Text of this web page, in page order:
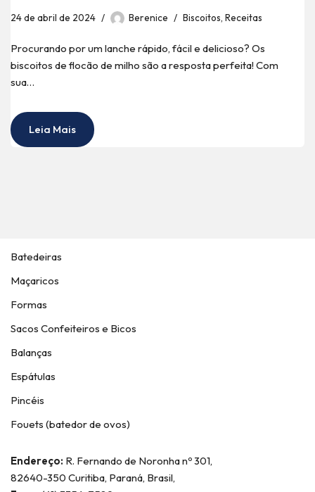
24 de abril de 2024 Berenice Biscoitos, Receitas
Procurando por um lanche rápido, fácil e delicioso? Os
biscoitos de flocão de milho são a resposta perfeita! Com
sua…
Leia Mais
Batedeiras
Maçaricos
Formas
Sacos Confeiteiros e Bicos
Balanças
Espátulas
Pincéis
Fouets (batedor de ovos)
Endereço: R. Fernando de Noronha nº 301,
82640-350 Curitiba, Paraná, Brasil,